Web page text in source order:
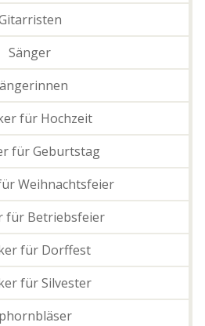
Sänger
für Hochzeit
für Geburtstag
Weihnachtsfeier
für Betriebsfeier
für Dorffest
für Silvester